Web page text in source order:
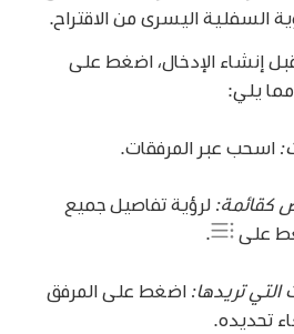
السفلية اليسرى من الاقتراح.
إنشاء الإدخال، اضغط على
مما يلي:
اسحب عبر المرفقات.
كقائمة: لرؤية تفاصيل جميع
على
.
التي تريدها: اضغط على المرفق
تحديده.